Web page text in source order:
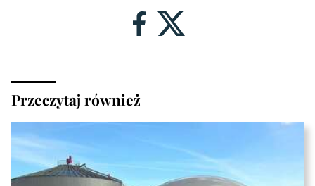
Przeczytaj również